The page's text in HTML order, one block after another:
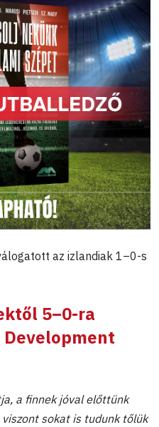
az izlandiak 1–0-s
5–0-ra
Development
a finnek jóval előttünk
sokat is tudunk tőlük